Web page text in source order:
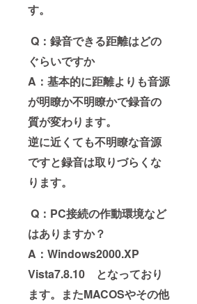
す。
Q：録音できる距離はどの
ぐらいですか
A：基本的に距離よりも音源
が明瞭か不明瞭かで録音の
質が変わります。
逆に近くても不明瞭な音源
ですと録音は取りづらくな
ります。
Q：PC接続の作動環境など
はありますか？
A：Windows2000.XP
Vista7.8.10 となっており
ます。またMACOSやその他